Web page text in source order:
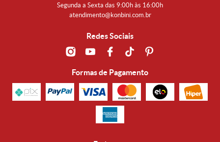
Segunda a Sexta das 9:00h às 16:00h
atendimento@konbini.com.br
Redes Sociais
Formas de Pagamento